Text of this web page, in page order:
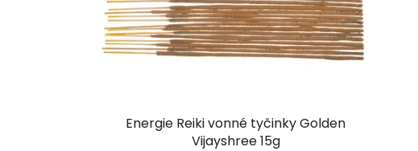
Energie Reiki vonné tyčinky Golden
Vijayshree 15g